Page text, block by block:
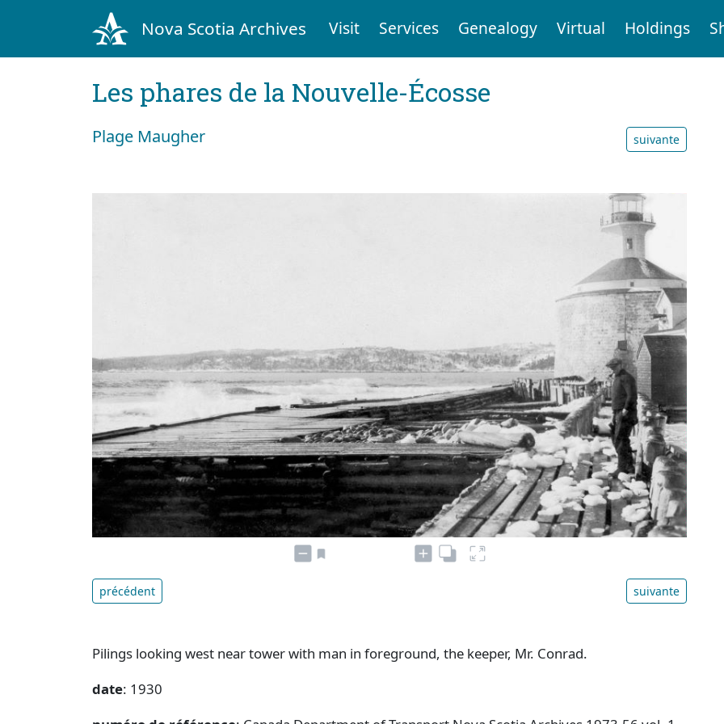
Nova Scotia Archives Visit Services Genealogy Virtual Holdings
Les phares de la Nouvelle-Écosse
Plage Maugher suivante
précédent suivante
Pilings looking west near tower with man in foreground, the keeper, Mr. Conrad.
date: 1930